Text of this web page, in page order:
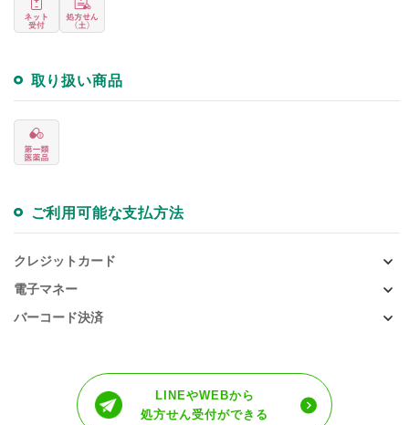
取り扱い商品
ご利用可能な支払方法
クレジットカード
電子マネー
バーコード決済
LINEやWEBから
処方せん受付ができる